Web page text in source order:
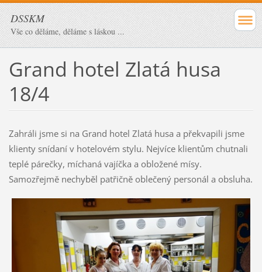
DSSKM
Vše co děláme, děláme s láskou ...
Grand hotel Zlatá husa
18/4
Zahráli jsme si na Grand hotel Zlatá husa a překvapili jsme
klienty snídaní v hotelovém stylu. Nejvíce klientům chutnali
teplé párečky, míchaná vajíčka a obložené mísy.
Samozřejmě nechyběl patřičně oblečený personál a obsluha.